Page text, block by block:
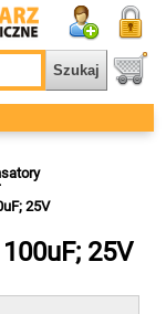
25V
25V